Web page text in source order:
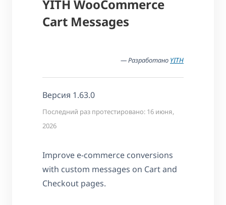
YITH WooCommerce
Cart Messages
— Разработано YITH
Версия 1.63.0
Последний раз протестировано: 16 июня,
2026
Improve e-commerce conversions
with custom messages on Cart and
Checkout pages.